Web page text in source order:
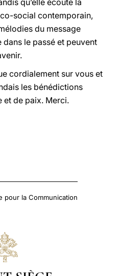
qu’elle écoute la
social contemporain,
du message
dans le passé et peuvent
cordialement sur vous et
les bénédictions
et de paix. Merci.
pour la Communication